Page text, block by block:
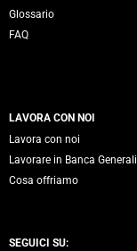
Glossario
FAQ
LAVORA CON NOI
Lavora con noi
Lavorare in Banca Generali
Cosa offriamo
SEGUICI SU: